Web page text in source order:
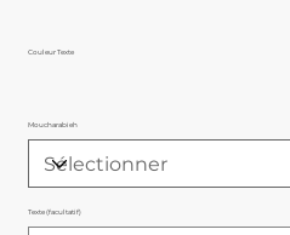
Couleur Texte
Moucharabieh
Texte (facultatif)